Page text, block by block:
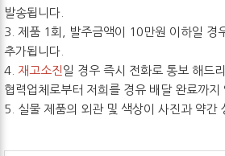
발송됩니다.
3. 제품 1회, 발주금액이 10만원 이하일 경
추가됩니다.
4. 재고소진 일 경우 즉시 전화로 통보 해드
협력업체로부터 저희를 경유 배달 완료까
5. 실물 제품의 외관 및 색상이 사진과 약간